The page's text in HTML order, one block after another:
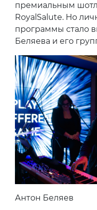
премиальным
RoyalSalute. Но
программы стало
Беляева и его
Антон Беляев